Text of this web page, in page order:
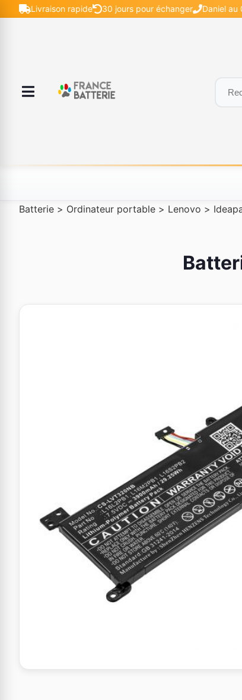
Livraison rapide 30 jours pour échanger Daniel
Batterie > Ordinateur portable > Lenovo >